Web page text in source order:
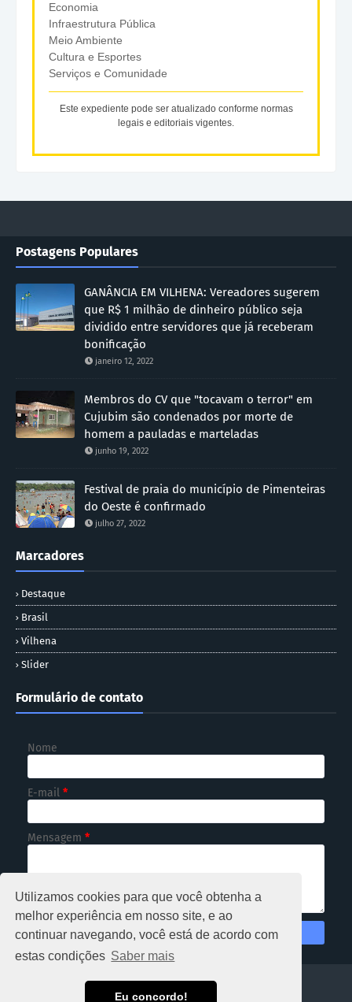
Utilizamos cookies para que você obtenha a
melhor experiência em nosso site, e ao
continuar navegando, você está de acordo com
estas condições Saber mais
Eu concordo!
Economia
Infraestrutura Pública
Meio Ambiente
Cultura e Esportes
Serviços e Comunidade
Este expediente pode ser atualizado conforme normas
legais e editoriais vigentes.
Postagens Populares
GANÂNCIA EM VILHENA: Vereadores sugerem
que R$ 1 milhão de dinheiro público seja
dividido entre servidores que já receberam
bonificação
janeiro 12, 2022
Membros do CV que "tocavam o terror" em
Cujubim são condenados por morte de
homem a pauladas e marteladas
junho 19, 2022
Festival de praia do município de Pimenteiras
do Oeste é confirmado
julho 27, 2022
Marcadores
Destaque
Brasil
Vilhena
Slider
Formulário de contato
Nome
E-mail *
Mensagem *